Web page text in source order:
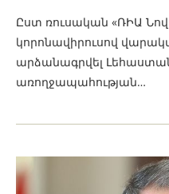
Ըստ ռուսական «ՌԻԱ
կորոնավիրուսով
արձանագրվել
առողջապահության…